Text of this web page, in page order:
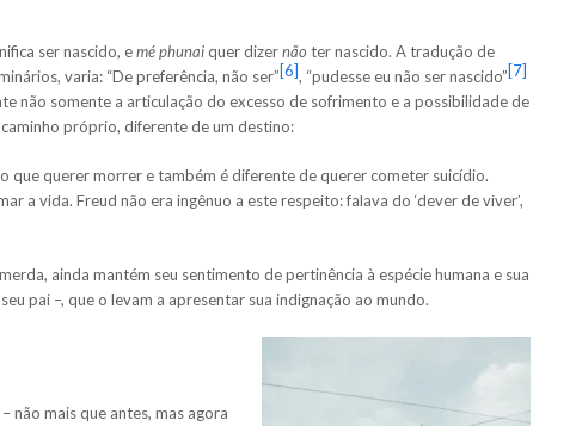
ser nascido, emé phunaiquer dizernão ter nascido. A tradução de
varia: “De preferência, não ser”[6], “pudesse eu não ser nascido”[7]
não somente a articulação do excesso de sofrimento e a possibilidade de
próprio, diferente de um destino:
que querer morrer e também é diferente de querer cometer suicídio.
a vida. Freud não era ingênuo a este respeito: falava do ‘dever de viver’,
ainda mantém seu sentimento de pertinência à espécie humana e sua
pai –, que o levam a apresentar sua indignação ao mundo.
não mais que antes, mas agora